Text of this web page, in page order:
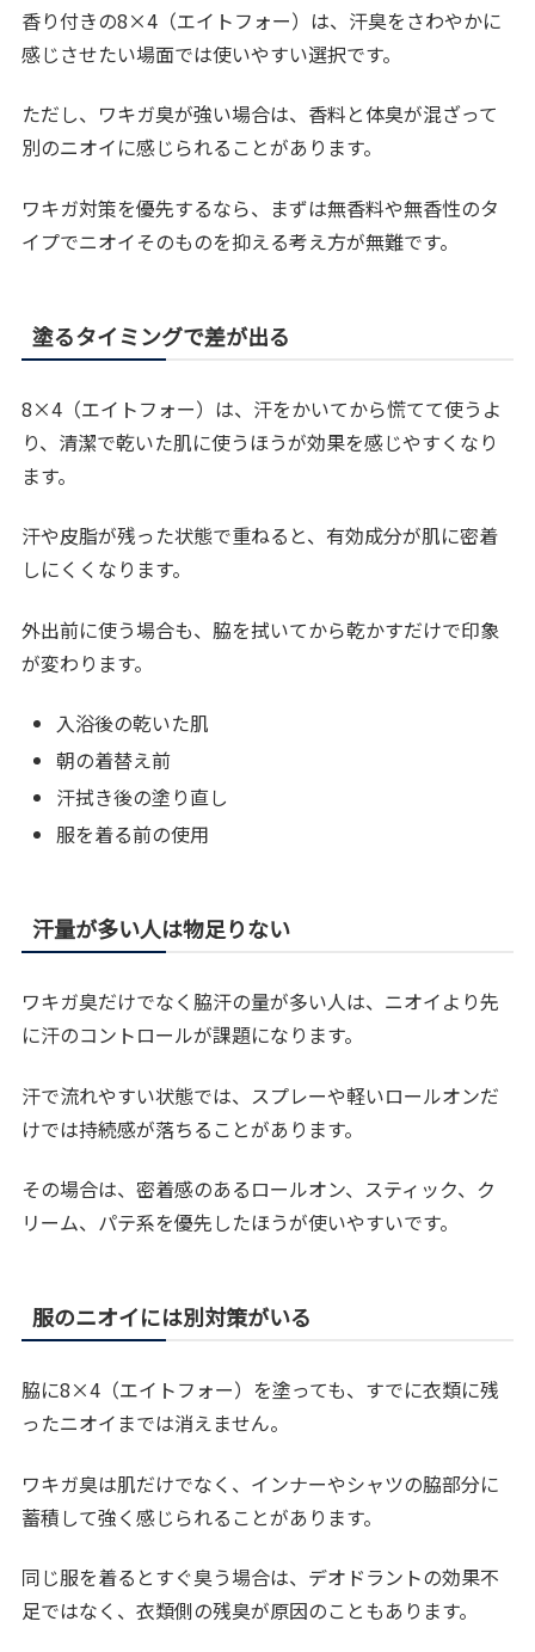
香り付きの8×4（エイトフォー）は、汗臭をさわやかに
感じさせたい場面では使いやすい選択です。
ただし、ワキガ臭が強い場合は、香料と体臭が混ざって
別のニオイに感じられることがあります。
ワキガ対策を優先するなら、まずは無香料や無香性のタ
イプでニオイそのものを抑える考え方が無難です。
塗るタイミングで差が出る
8×4（エイトフォー）は、汗をかいてから慌てて使うよ
り、清潔で乾いた肌に使うほうが効果を感じやすくなり
ます。
汗や皮脂が残った状態で重ねると、有効成分が肌に密着
しにくくなります。
外出前に使う場合も、脇を拭いてから乾かすだけで印象
が変わります。
入浴後の乾いた肌
朝の着替え前
汗拭き後の塗り直し
服を着る前の使用
汗量が多い人は物足りない
ワキガ臭だけでなく脇汗の量が多い人は、ニオイより先
に汗のコントロールが課題になります。
汗で流れやすい状態では、スプレーや軽いロールオンだ
けでは持続感が落ちることがあります。
その場合は、密着感のあるロールオン、スティック、ク
リーム、パテ系を優先したほうが使いやすいです。
服のニオイには別対策がいる
脇に8×4（エイトフォー）を塗っても、すでに衣類に残
ったニオイまでは消えません。
ワキガ臭は肌だけでなく、インナーやシャツの脇部分に
蓄積して強く感じられることがあります。
同じ服を着るとすぐ臭う場合は、デオドラントの効果不
足ではなく、衣類側の残臭が原因のこともあります。